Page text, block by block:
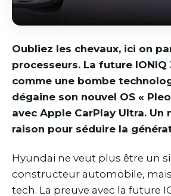
Oubliez les chevaux, ici on
processeurs. La future IONIQ
comme une bombe
dégaine son nouvel OS «
avec Apple CarPlay Ultra. Un
raison pour séduire la
Hyundai ne veut plus être un
constructeur automobile,
tech. La preuve avec la future